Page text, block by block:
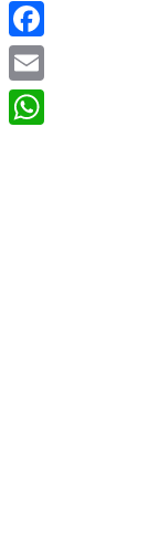
Facebook
Email